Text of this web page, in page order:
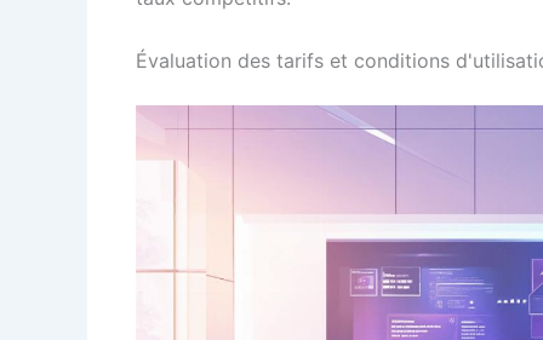
Évaluation des tarifs et conditions